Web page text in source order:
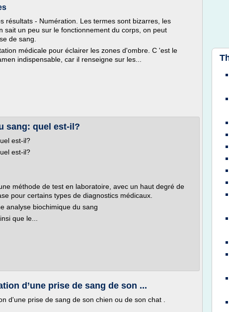
résultats - Numération. Les termes sont bizarres, les
sait un peu sur le fonctionnement du corps, on peut
de sang.
médicale pour éclairer les zones d'ombre. C 'est le
indispensable, car il renseigne sur les...
sang: quel est-il?
est-il?
est-il?
méthode de test en laboratoire, avec un haut degré de
pour certains types de diagnostics médicaux.
analyse biochimique du sang
que le...
d’une prise de sang de son ...
d'une prise de sang de son chien ou de son chat .